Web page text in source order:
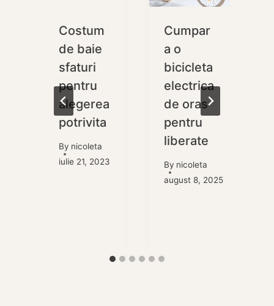
Costum
de baie
sfaturi
pentru
alegerea
potrivita
By nicoleta
iulie 21, 2023
Cumpar
a o
bicicleta
electrica
de oras
pentru
liberate
By nicoleta
august 8, 2025